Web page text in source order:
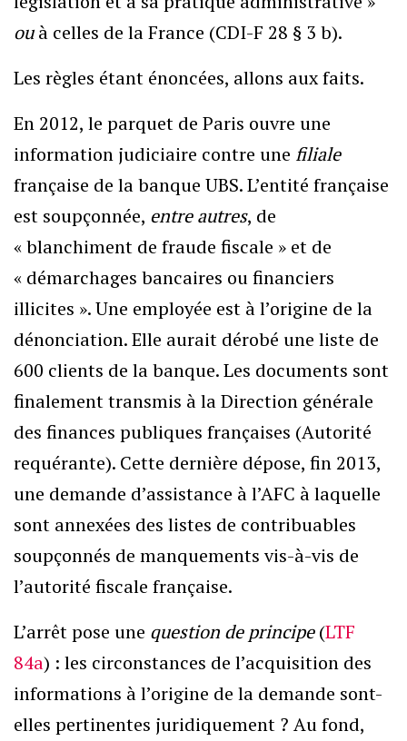
ouà celles de la France (CDI-F 28 § 3 b).
Les règles étant énoncées, allons aux faits.
En 2012, le parquet de Paris ouvre une
information judiciaire contre une filiale
française de la banque UBS. L’entité française
est soupçonnée, entre autres, de
« blanchiment de fraude fiscale » et de
« démarchages bancaires ou financiers
illicites ». Une employée est à l’origine de la
dénonciation. Elle aurait dérobé une liste de
600 clients de la banque. Les documents sont
finalement transmis à la Direction générale
des finances publiques françaises (Autorité
requérante). Cette dernière dépose, fin 2013,
une demande d’assistance à l’AFC à laquelle
sont annexées des listes de contribuables
soupçonnés de manquements vis-à-vis de
l’autorité fiscale française.
L’arrêt pose une question de principe(LTF
84a) : les circonstances de l’acquisition des
informations à l’origine de la demande sont-
elles pertinentes juridiquement ? Au fond,